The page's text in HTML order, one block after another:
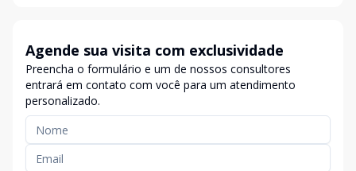
Agende sua visita com exclusividade
Preencha o formulário e um de nossos consultores
entrará em contato com você para um atendimento
personalizado.